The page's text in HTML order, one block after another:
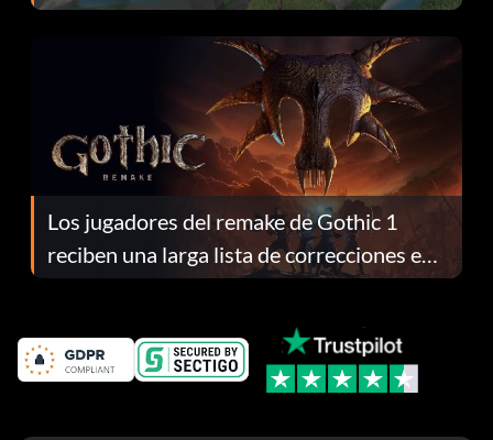
continuación te explicamos por qué.
Los jugadores del remake de Gothic 1
reciben una larga lista de correcciones en
el parche 1.0.4